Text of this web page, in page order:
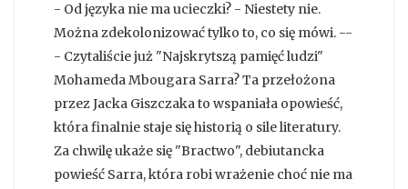
- Od języka nie ma ucieczki? - Niestety nie.
Można zdekolonizować tylko to, co się mówi. --
- Czytaliście już "Najskrytszą pamięć ludzi"
Mohameda Mbougara Sarra? Ta przełożona
przez Jacka Giszczaka to wspaniała opowieść,
która finalnie staje się historią o sile literatury.
Za chwilę ukaże się "Bractwo", debiutancka
powieść Sarra, która robi wrażenie choć nie ma